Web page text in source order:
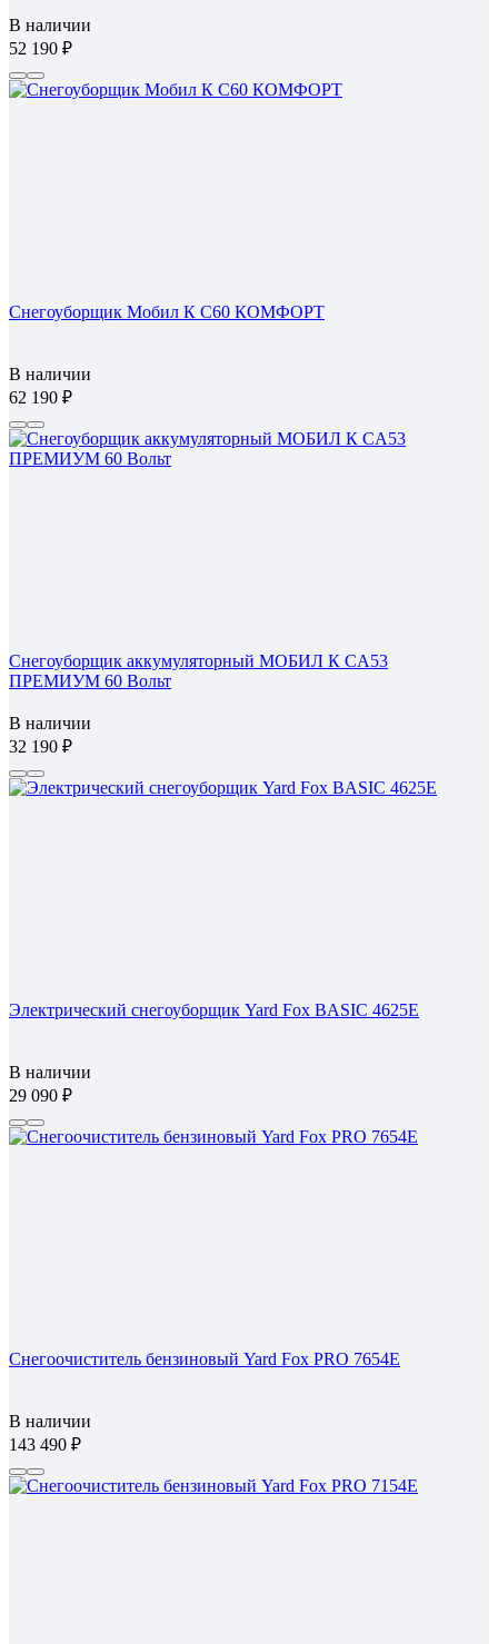
В наличии
52 190
Снегоуборщик Мобил К С60 КОМФОРТ
В наличии
62 190
Cнегоуборщик аккумуляторный МОБИЛ К СA53
ПРЕМИУМ 60 Вольт
В наличии
32 190
Электрический снегоуборщик Yard Fox BASIC 4625E
В наличии
29 090
Снегоочиститель бензиновый Yard Fox PRO 7654E
В наличии
143 490